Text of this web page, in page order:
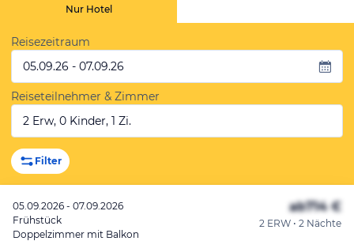
Nur Hotel
Reisezeitraum
05.09.26 - 07.09.26
Reiseteilnehmer & Zimmer
2 Erw, 0 Kinder, 1 Zi.
Filter
05.09.2026 - 07.09.2026
Frühstück
Doppelzimmer mit Balkon
ab714 €
2 ERW • 2 Nächte